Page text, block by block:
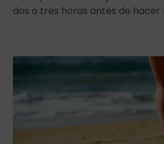
dos o tres horas antes de hacer